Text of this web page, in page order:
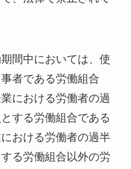
間中においては、使
者である労働組合
における労働者の過
する労働組合である
おける労働者の過半
る労働組合以外の労